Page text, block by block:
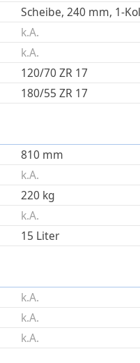
Scheibe, 240 mm, 1-
k.A.
k.A.
120/70 ZR 17
180/55 ZR 17
810 mm
k.A.
220 kg
k.A.
15 Liter
k.A.
k.A.
k.A.